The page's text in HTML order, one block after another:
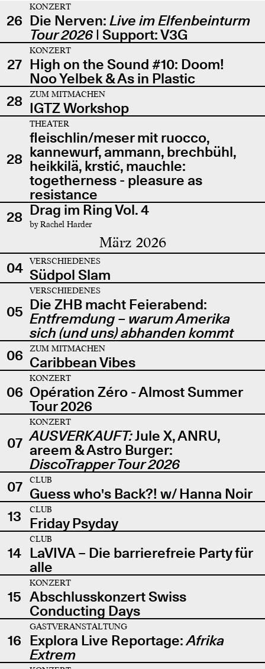
26
KONZERT
Die Nerven: Live im Elfenbeinturm
Tour 2026| Support: V3G
27
KONZERT
High on the Sound #10: Doom!
Noo Yelbek & As in Plastic
28
ZUM MITMACHEN
IGTZ Workshop
28
THEATER
fleischlin/meser mit ruocco,
kannewurf, ammann, brechbühl,
heikkilä, krstić, mauchle:
togetherness - pleasure as
resistance
28 Drag im Ring Vol. 4
by Rachel Harder
März 2026
04 VERSCHIEDENES
Südpol Slam
05
VERSCHIEDENES
Die ZHB macht Feierabend:
Entfremdung – warum Amerika
sich (und uns) abhanden kommt
06
ZUM MITMACHEN
Caribbean Vibes
06
KONZERT
Opération Zéro - Almost Summer
Tour 2026
07
KONZERT
AUSVERKAUFT:Jule X, ANRU,
areem & Astro Burger:
DiscoTrapper Tour 2026
07
CLUB
Guess who's Back?! w/ Hanna Noir
13
CLUB
Friday Psyday
14
CLUB
LaVIVA – Die barrierefreie Party für
alle
15
KONZERT
Abschlusskonzert Swiss
Conducting Days
16
GASTVERANSTALTUNG
Explora Live Reportage:Afrika
Extrem